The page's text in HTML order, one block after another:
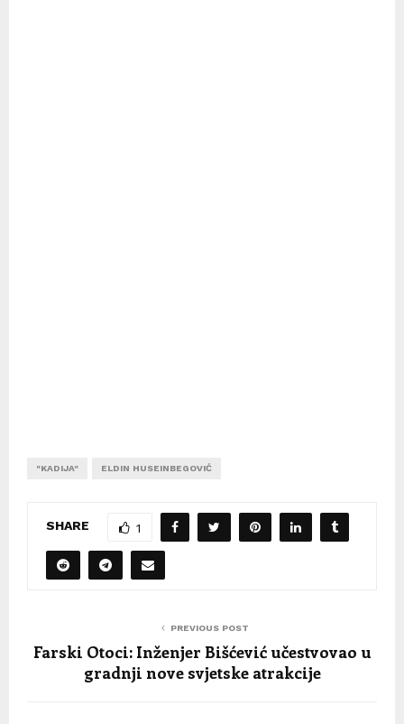
"KADIJA" ELDIN HUSEINBEGOVIĆ
SHARE 1
PREVIOUS POST
Farski Otoci: Inženjer Bišćević učestvovao u
gradnji nove svjetske atrakcije